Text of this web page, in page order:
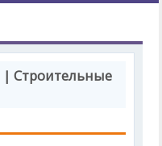
| Строительные